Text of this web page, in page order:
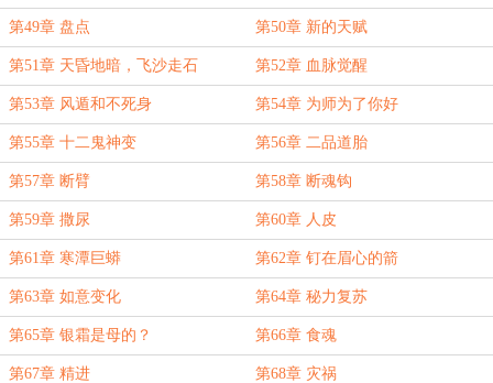
第49章 盘点 第50章 新的天赋
第51章 天昏地暗，飞沙走石 第52章 血脉觉醒
第53章 风遁和不死身 第54章 为师为了你好
第55章 十二鬼神变 第56章 二品道胎
第57章 断臂 第58章 断魂钩
第59章 撒尿 第60章 人皮
第61章 寒潭巨蟒 第62章 钉在眉心的箭
第63章 如意变化 第64章 秘力复苏
第65章 银霜是母的？ 第66章 食魂
第67章 精进 第68章 灾祸